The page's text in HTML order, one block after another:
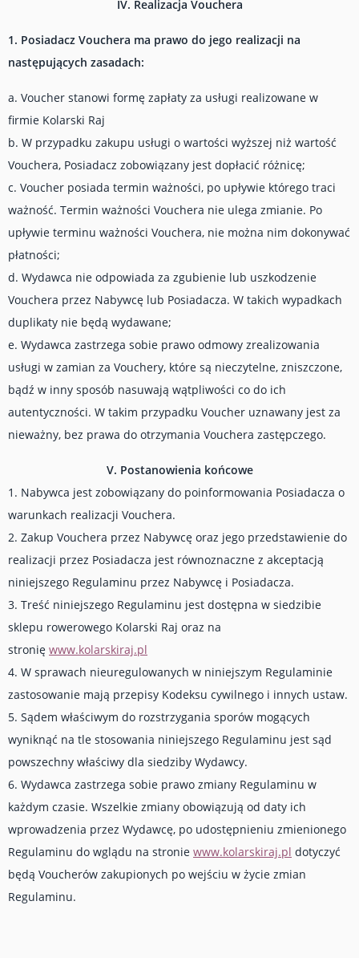
IV. Realizacja Vouchera
1. Posiadacz Vouchera ma prawo do jego realizacji na
następujących zasadach:
a. Voucher stanowi formę zapłaty za usługi realizowane w
firmie Kolarski Raj
b. W przypadku zakupu usługi o wartości wyższej niż wartość
Vouchera, Posiadacz zobowiązany jest dopłacić różnicę;
c. Voucher posiada termin ważności, po upływie którego traci
ważność. Termin ważności Vouchera nie ulega zmianie. Po
upływie terminu ważności Vouchera, nie można nim dokonywać
płatności;
d. Wydawca nie odpowiada za zgubienie lub uszkodzenie
Vouchera przez Nabywcę lub Posiadacza. W takich wypadkach
duplikaty nie będą wydawane;
e. Wydawca zastrzega sobie prawo odmowy zrealizowania
usługi w zamian za Vouchery, które są nieczytelne, zniszczone,
bądź w inny sposób nasuwają wątpliwości co do ich
autentyczności. W takim przypadku Voucher uznawany jest za
nieważny, bez prawa do otrzymania Vouchera zastępczego.
V. Postanowienia końcowe
1. Nabywca jest zobowiązany do poinformowania Posiadacza o
warunkach realizacji Vouchera.
2. Zakup Vouchera przez Nabywcę oraz jego przedstawienie do
realizacji przez Posiadacza jest równoznaczne z akceptacją
niniejszego Regulaminu przez Nabywcę i Posiadacza.
3. Treść niniejszego Regulaminu jest dostępna w siedzibie
sklepu rowerowego Kolarski Raj oraz na
stronię www.kolarskiraj.pl
4. W sprawach nieuregulowanych w niniejszym Regulaminie
zastosowanie mają przepisy Kodeksu cywilnego i innych ustaw.
5. Sądem właściwym do rozstrzygania sporów mogących
wyniknąć na tle stosowania niniejszego Regulaminu jest sąd
powszechny właściwy dla siedziby Wydawcy.
6. Wydawca zastrzega sobie prawo zmiany Regulaminu w
każdym czasie. Wszelkie zmiany obowiązują od daty ich
wprowadzenia przez Wydawcę, po udostępnieniu zmienionego
Regulaminu do wglądu na stronie www.kolarskiraj.pl dotyczyć
będą Voucherów zakupionych po wejściu w życie zmian
Regulaminu.